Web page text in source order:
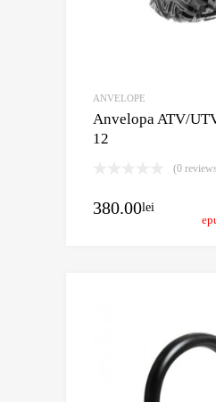
ANVELOPE
Anvelopa ATV/
12
(0
380.00lei